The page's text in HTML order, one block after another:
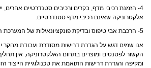
אלקטרוניקה שאינם רכיבי מדף סטנדרטיים.
5- הרכבת אבי טיפוס ובדיקת פונקציונאילות של המערכת האלקטרונית.
אנו שמים דגש על הגדרת דרישות מסודרת ועבודת מחקר
הקשור לפטנטים ומוצרים בתחום האלקטרוניקה, אין
ומקיפה והגדרת דרישות התואמת את טכנולוגיית הייצור